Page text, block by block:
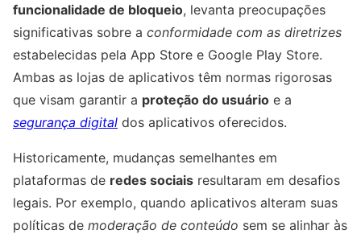
funcionalidade de bloqueio, levanta preocupações
significativas sobre a conformidade com as diretrizes
estabelecidas pela App Store e Google Play Store.
Ambas as lojas de aplicativos têm normas rigorosas
que visam garantir a proteção do usuário e a
segurança digital dos aplicativos oferecidos.
Historicamente, mudanças semelhantes em
plataformas de redes sociais resultaram em desafios
legais. Por exemplo, quando aplicativos alteram suas
políticas de moderação de conteúdo sem se alinhar às